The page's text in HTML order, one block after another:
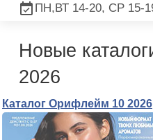
ПН,ВТ 14-20, СР 15-
Новые
2026
Каталог Орифлейм 10 2026